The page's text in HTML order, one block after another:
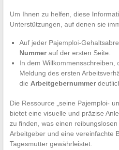
Um Ihnen zu helfen, diese
Unterstützungen, auf denen sie
Auf jeder Pajemploi-
Nummerauf der ersten Seite.
In dem Willkommensschreiben,
Meldung des ersten
die Arbeitgebernummer
Die Ressource „seine Pajemploi-
bietet eine visuelle und präzise
zu finden, was einen
Arbeitgeber und eine vereinfachte
Tagesmutter gewährleistet.